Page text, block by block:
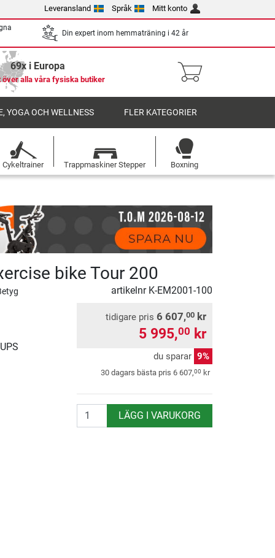
Leveransland Språk Mitt konto
Din expert inom hemmaträning i 42 år
69x i Europa
över alla våra fysiska butiker
YOGA OCH WELLNESS FLER KATEGORIER
Cykeltrainer Trappmaskiner Stepper Boxning
bike Tour 200
artikelnr K-EM2001-100
tidigare pris 6 607,00 kr
5 995,00 kr
du sparar 9%
30 dagars bästa pris 6 607,00 kr
antal LÄGG I VARUKORG